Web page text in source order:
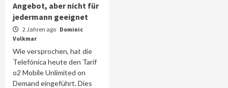
Angebot, aber nicht für
jedermann geeignet
2 Jahren ago Dominic
Volkmar
Wie versprochen, hat die
Telefónica heute den Tarif
o2 Mobile Unlimited on
Demand eingeführt. Dies